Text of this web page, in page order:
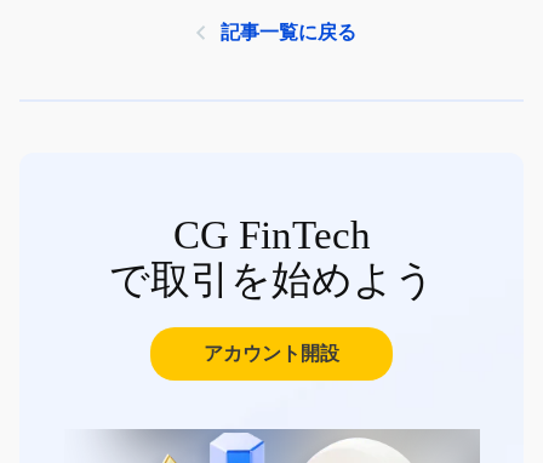
記事一覧に戻る
CG FinTech
で取引を始めよう
アカウント開設